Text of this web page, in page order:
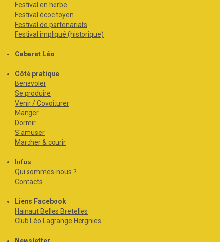
Festival en herbe
Festival écocitoyen
Festival de partenariats
Festival impliqué (historique)
Cabaret Léo
Côté pratique
Bénévoler
Se produire
Venir / Covoiturer
Manger
Dormir
S'amuser
Marcher & courir
Infos
Qui sommes-nous ?
Contacts
Liens Facebook
Hainaut Belles Bretelles
Club Léo Lagrange Hergnies